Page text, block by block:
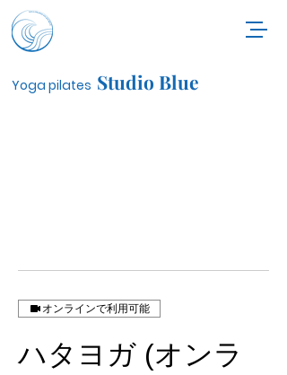
Yoga pilates Studio Blue
オンラインで利用可能
ハタヨガ (オンラ